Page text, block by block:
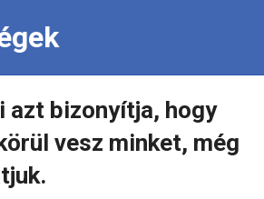
azt bizonyítja, hogy
vesz minket, még